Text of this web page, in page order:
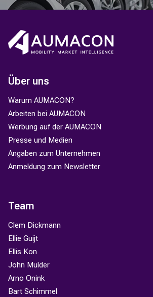
Über uns
Warum AUMACON?
Arbeiten bei AUMACON
Werbung auf der AUMACON
Presse und Medien
Angaben zum Unternehmen
Anmeldung zum Newsletter
Team
Clem Dickmann
Ellie Guijt
Ellis Kon
John Mulder
Arno Onink
Bart Schimmel